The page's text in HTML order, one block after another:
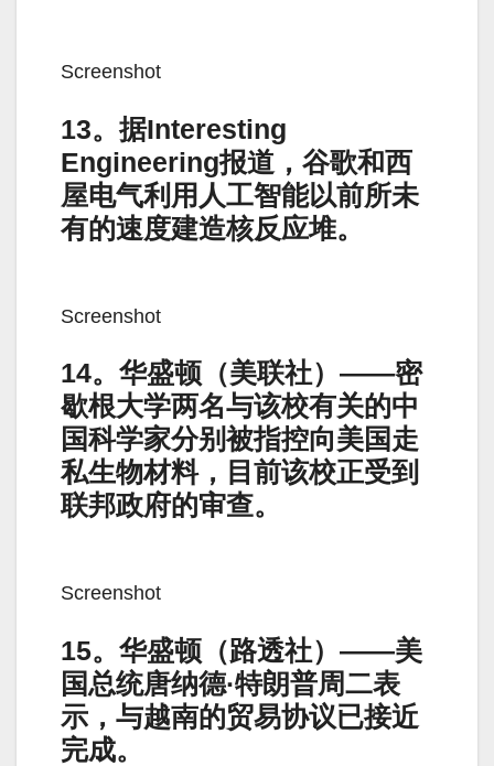
Screenshot
13。据Interesting
Engineering报道，谷歌和西
屋电气利用人工智能以前所未
有的速度建造核反应堆。
Screenshot
14。华盛顿（美联社）——密
歇根大学两名与该校有关的中
国科学家分别被指控向美国走
私生物材料，目前该校正受到
联邦政府的审查。
Screenshot
15。华盛顿（路透社）——美
国总统唐纳德·特朗普周二表
示，与越南的贸易协议已接近
完成。